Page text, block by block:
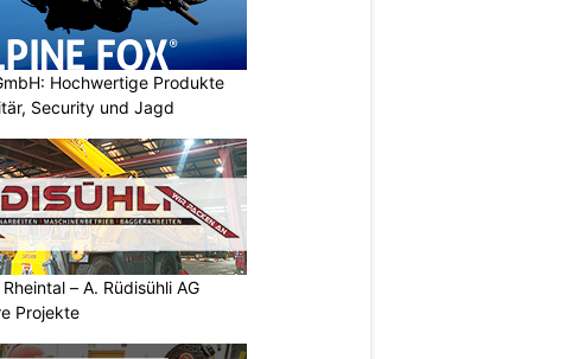
Hochwertige Produkte
Security und Jagd
– A. Rüdisühli AG
Projekte